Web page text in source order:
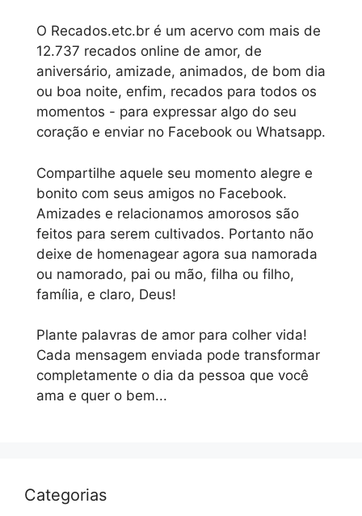
O Recados.etc.br é um acervo com mais de
12.737 recados online de amor, de
aniversário, amizade, animados, de bom dia
ou boa noite, enfim, recados para todos os
momentos - para expressar algo do seu
coração e enviar no Facebook ou Whatsapp.
Compartilhe aquele seu momento alegre e
bonito com seus amigos no Facebook.
Amizades e relacionamos amorosos são
feitos para serem cultivados. Portanto não
deixe de homenagear agora sua namorada
ou namorado, pai ou mão, filha ou filho,
família, e claro, Deus!
Plante palavras de amor para colher vida!
Cada mensagem enviada pode transformar
completamente o dia da pessoa que você
ama e quer o bem...
Categorias